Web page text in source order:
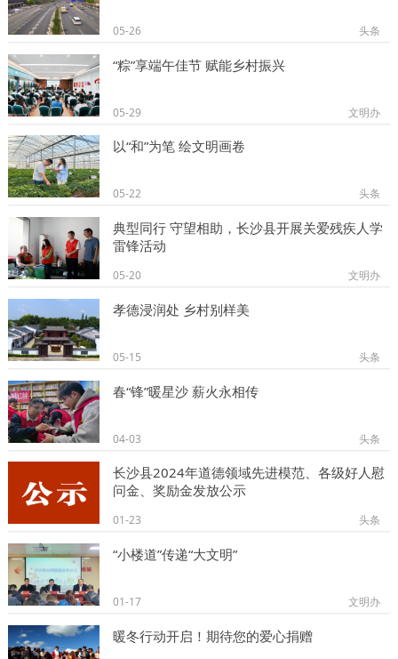
05-26 头条
“粽”享端午佳节 赋能乡村振兴
05-29 文明办
以“和”为笔 绘文明画卷
05-22 头条
典型同行 守望相助，长沙县开展关爱残疾人学
雷锋活动
05-20 文明办
孝德浸润处 乡村别样美
05-15 头条
春“锋”暖星沙 薪火永相传
04-03 头条
长沙县2024年道德领域先进模范、各级好人慰
问金、奖励金发放公示
01-23 头条
“小楼道”传递“大文明”
01-17 文明办
暖冬行动开启！期待您的爱心捐赠